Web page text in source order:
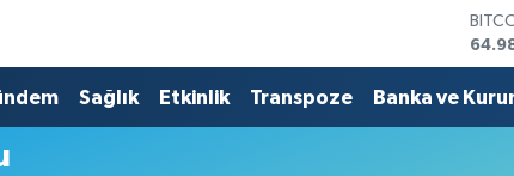
Sağlık Etkinlik Transpoze Banka ve